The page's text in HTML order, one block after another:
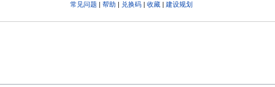
常见问题 | 帮助 | 兑换码| 收藏| 建设规划